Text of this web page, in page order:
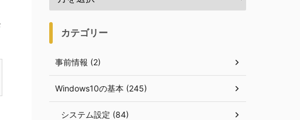
カテゴリー
事前情報 (2)
Windows10の基本 (245)
システム設定 (84)